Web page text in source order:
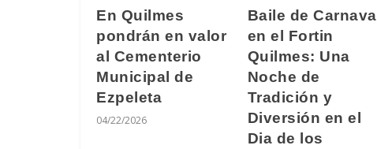
En Quilmes
pondrán en valor
al Cementerio
Municipal de
Ezpeleta
04/22/2026
Baile de Carnaval
en el Fortin
Quilmes: Una
Noche de
Tradición y
Diversión en el
Dia de los